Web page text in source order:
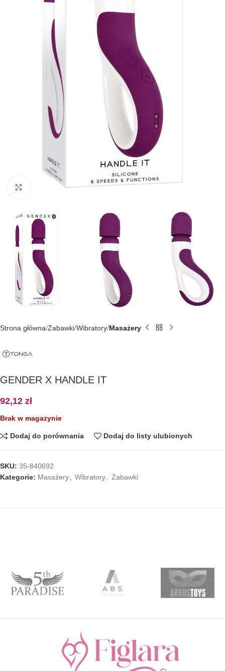
Kliknij, aby powiększyć
Strona główna Zabawki Wibratory Masażery
GENDER X HANDLE IT
92,12 zł
Brak w magazynie
Dodaj do porównania Dodaj do listy ulubionych
SKU: 35-840692
Kategorie: Masażery Wibratory Zabawki